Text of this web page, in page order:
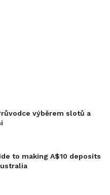
výběrem slotů a
to making A$10 deposits